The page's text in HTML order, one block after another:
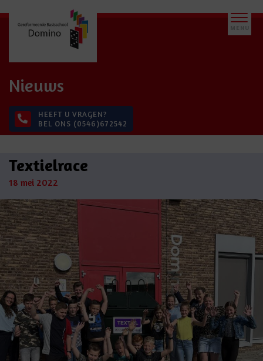
Nieuws
HEEFT U VRAGEN?
BEL ONS (0546)672542
Textielrace
18 mei 2022